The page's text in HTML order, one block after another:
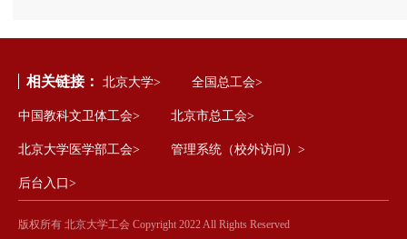
相关链接： 北京大学> 全国总工会>
中国教科文卫体工会> 北京市总工会>
北京大学医学部工会> 管理系统（校外访问）>
后台入口>
版权所有 北京大学工会 Copyright 2022 All Rights Reserved